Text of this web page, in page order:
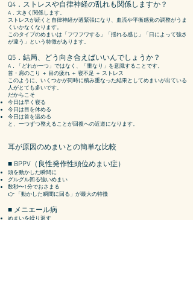
Q4．ストレスや自律神経の乱れも関係しますか？
A．大きく関係します。
ストレスが続くと自律神経が過緊張になり、血流や平衡感覚の調整がうま
くいかなくなります。
このタイプのめまいは「 フワフワする」「 揺れる感じ」「 日によって強さ
が違う」という特徴があります。
Q5． 結局、どう向き合えばいいんでしょうか？
A．「どれか一つ」ではなく、「重なり」を意識することです。
首・肩のこり ＋ 目の疲れ ＋ 寝不足 ＋ ストレス
このように、いくつかが同時に積み重なった結果としてめまいが出ている
人がとても多いです。
だからこそ
今日は早く寝る
今日は目を休める
今日は首を温める
と、一つずつ整えることが回復への近道になります。
耳が原因のめまいとの簡単な比較
■ BPPV（良性発作性頭位めまい症）
頭を動かした瞬間に
グルグル回る強いめまい
数秒〜1分でおさまる
👉 「動かした瞬間に回る」が最大の特徴
■ メニエール病
めまいを繰り返す